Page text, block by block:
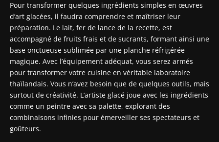
Pour transformer quelques ingrédients simples en œuvres
d’art glacées, il faudra comprendre et maîtriser leur
préparation. Le lait, fer de lance de la recette, est
accompagné de fruits frais et de sucrants, formant ainsi une
base onctueuse sublimée par une planche réfrigérée
magique. Avec l’équipement adéquat, vous serez armés
pour transformer votre cuisine en véritable laboratoire
thaïlandais. Vous n’avez besoin que de quelques outils, mais
surtout de créativité. L’artiste glacé joue avec les ingrédients
comme un peintre avec sa palette, explorant des
combinaisons infinies pour émerveiller ses spectateurs et
goûteurs.